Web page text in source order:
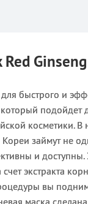
быстрого и
подойдет
косметики. В
Кореи займут не
и доступны.
экстракта
вы
маска